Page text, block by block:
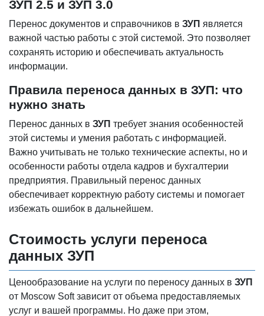
ЗУП 2.5 и ЗУП 3.0
Перенос документов и справочников в ЗУП является
важной частью работы с этой системой. Это позволяет
сохранять историю и обеспечивать актуальность
информации.
Правила переноса данных в ЗУП: что
нужно знать
Перенос данных в ЗУП требует знания особенностей
этой системы и умения работать с информацией.
Важно учитывать не только технические аспекты, но и
особенности работы отдела кадров и бухгалтерии
предприятия. Правильный перенос данных
обеспечивает корректную работу системы и помогает
избежать ошибок в дальнейшем.
Стоимость услуги переноса
данных ЗУП
Ценообразование на услуги по переносу данных в ЗУП
от Moscow Soft зависит от объема предоставляемых
услуг и вашей программы. Но даже при этом,